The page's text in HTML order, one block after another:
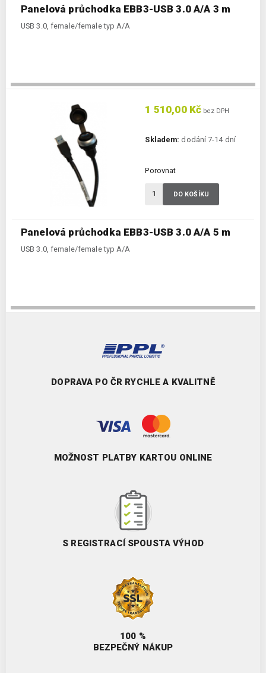
Panelová průchodka EBB3-USB 3.0 A/A 3 m
USB 3.0, female/female typ A/A
Panelová průchodka EBB3-USB 3.0 A/A 5 m
USB 3.0, female/female typ A/A
1 510,00 Kč bez DPH
Skladem: dodání 7-14 dní
Porovnat
DO KOŠÍKU
DOPRAVA PO ČR RYCHLE A KVALITNĚ
MOŽNOST PLATBY KARTOU ONLINE
S REGISTRACÍ SPOUSTA VÝHOD
100 %
BEZPEČNÝ NÁKUP